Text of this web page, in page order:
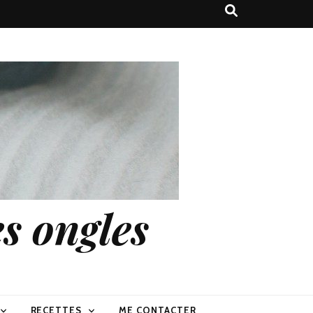
ongles
RECETTES ME CONTACTER